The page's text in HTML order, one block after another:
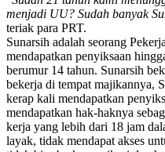
menjadi UU? Sudah banyak
teriak para PRT.
Sunarsih adalah seorang
mendapatkan penyiksaan
berumur 14 tahun. Sunarsih
bekerja di tempat majikannya,
kerap kali mendapatkan
mendapatkan hak-haknya
kerja yang lebih dari 18 jam
layak, tidak mendapat akses